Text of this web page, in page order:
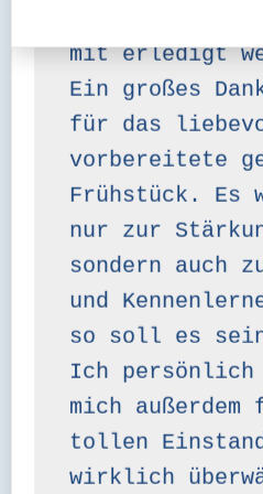
mit erledigt
Ein großes
für das
vorbereitete
Frühstück. Es
nur zur
sondern auch
und
so soll es
Ich persönlich
mich
tollen
wirklich